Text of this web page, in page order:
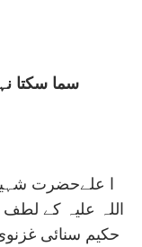
سما سکتا
ا علےحضرت شہيد
حکيم سنائی